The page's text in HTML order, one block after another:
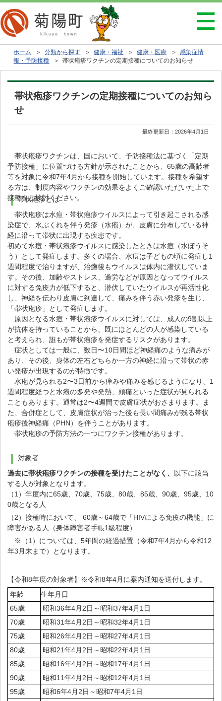
ホーム ＞分類から探す ＞健康・福祉 ＞健康・医療 ＞感染症情
報・予防接種 ＞ 帯状疱疹ワクチンの定期接種についてのお知らせ
帯状疱疹ワクチンの定期接種についてのお知ら
せ
最終更新日：2026年4月1日
帯状疱疹ワクチンは、国において、予防接種法に基づく「定期
予防接種」に位置づける方針が示されたことから、65歳の高齢者
等を対象に令和7年4月から接種を開始しています。接種を希望す
る方は、制度内容やワクチンの効果をよくご確認いただいた上で
接種をご検討ください。
帯状疱疹とは
帯状疱疹は水痘・帯状疱疹ウイルスによって引き起こされる感
染症で、水ぶくれを伴う発疹（水疱）が、皮膚に分布している神
経に沿って帯状に出現する疾患です。
初めて水痘・帯状疱疹ウイルスに感染したときは水痘（水ぼうそ
う）として発症します。多くの場合、水痘は子どもの頃に発症し1
週間程度で治りますが、治癒後もウイルスは体内に潜伏していま
す。その後、加齢やストレス、過労などが原因となってウイルス
に対する免疫力が低下すると、潜伏していたウイルスが再活性化
し、神経を伝わり皮膚に到達して、痛みを伴う赤い発疹を生じ、
「帯状疱疹」として発症します。
原因となる水痘・帯状疱疹ウイルスに対しては、成人の9割以上
が抗体を持っていることから、既にほとんどの人が感染している
と考えられ、誰もが帯状疱疹を発症するリスクがあります。
症状としては一般に、数日〜10日間ほど神経痛のような痛みが
あり、その後、身体の左右どちらか一方の神経に沿って帯状の赤
い発疹が出現するのが特徴です。
水疱が見られる2〜3日前から痒みや痛みを感じるようになり、1
週間程度経つと水疱の多発や発熱、頭痛といった症状が見られる
こともあります。通常は2〜4週間で皮膚症状がおさまります。ま
た、合併症として、皮膚症状が治った後も長い間痛みが残る帯状
疱疹後神経痛（PHN）を伴うことがあります。
帯状疱疹の予防方法の一つにワクチン接種があります。
対象者
過去に帯状疱疹ワクチンの接種を受けたことがなく、 以下に該当
する人が対象となります。
（1）年度内に65歳、70歳、75歳、80歳、85歳、90歳、95歳、10
0歳となる人
（2）接種時において、 60歳～64歳で「HIVによる免疫の機能」に
障害がある人（身体障害者手帳1級程度）
※（1）については、5年間の経過措置（令和7年4月から令和12
年3月末まで）となります。
【令和8年度の対象者】※令和8年4月に案内通知を送付します。
年齢
生年月日
65歳
昭和36年4月2日～昭和37年4月1日
70歳
昭和31年4月2日～昭和32年4月1日
75歳
昭和26年4月2日～昭和27年4月1日
80歳
昭和21年4月2日～昭和22年4月1日
85歳
昭和16年4月2日～昭和17年4月1日
90歳
昭和11年4月2日～昭和12年4月1日
95歳
昭和6年4月2日～昭和7年4月1日